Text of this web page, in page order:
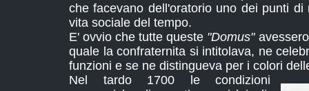
che facevano dell'oratorio uno dei punti di
vita sociale del tempo.
E' ovvio che tutte queste "Domus"
quale la confraternita si intitolava, ne
funzioni e se ne distingueva per i colori
Nel tardo 1700 le condizioni